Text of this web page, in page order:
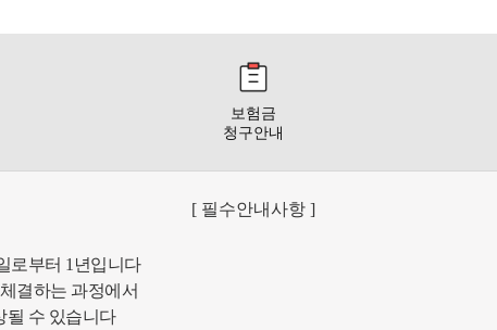
보험금
청구안내
[ 필수안내사항 ]
로부터 1년입니다
결하는 과정에서
될 수 있습니다